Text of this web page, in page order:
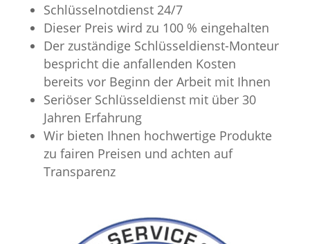
Schlüsselnotdienst 24/7
Dieser Preis wird zu 100 % eingehalten
Der zuständige Schlüsseldienst-Monteur
bespricht die anfallenden Kosten
bereits vor Beginn der Arbeit mit Ihnen
Seriöser Schlüsseldienst mit über 30
Jahren Erfahrung
Wir bieten Ihnen hochwertige Produkte
zu fairen Preisen und achten auf
Transparenz